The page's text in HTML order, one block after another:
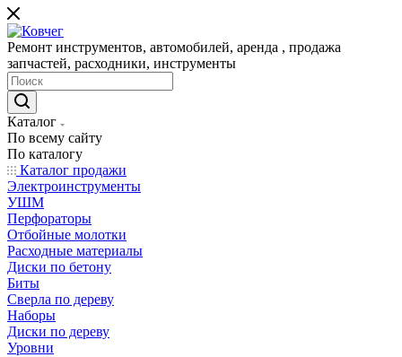
Ремонт инструментов, автомобилей, аренда , продажа
запчастей, расходники, инструменты
Каталог
По всему сайту
По каталогу
Каталог продажи
Электроинструменты
УШМ
Перфораторы
Отбойные молотки
Расходные материалы
Диски по бетону
Биты
Сверла по дереву
Наборы
Диски по дереву
Уровни